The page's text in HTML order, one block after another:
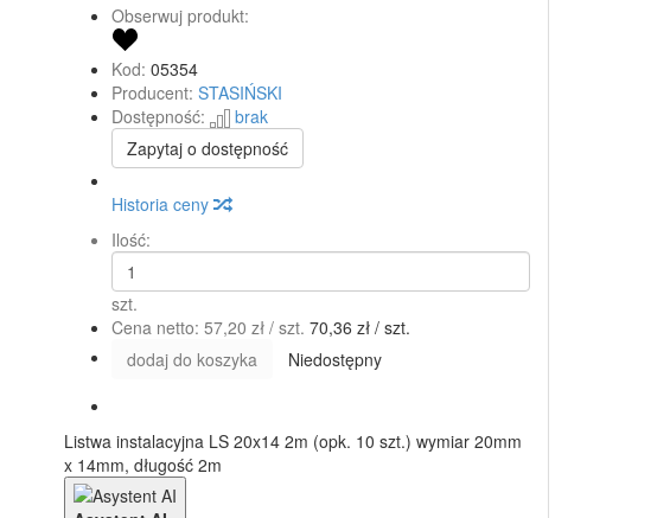
Obserwuj produkt:
Kod: 05354
Producent: STASIŃSKI
Dostępność:
brak
Zapytaj o dostępność
Historia ceny
Ilość:
szt.
Cena netto:57,20 zł / szt. 70,36 zł / szt.
dodaj do koszyka
Niedostępny
Listwa instalacyjna LS 20x14 2m (opk. 10 szt.) wymiar 20mm
x 14mm, długość 2m